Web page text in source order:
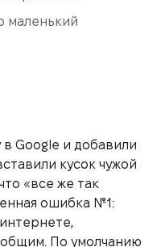
маленький
Google и добавили
кусок чужой
«все же так
ошибка №1:
общим. По умолчанию